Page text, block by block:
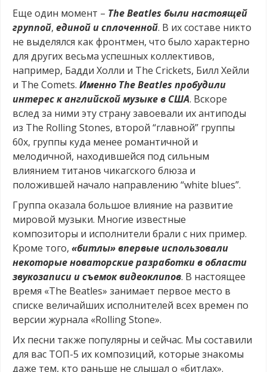
Еще один момент – TheBeatles были настоящей
группой, единой и сплоченной. В их составе никто
не выделялся как фронтмен, что было характерно
для других весьма успешных коллективов,
например, Бадди Холли и The Crickets, Билл Хейли
и The Comets. Именно The Beatles пробудили
интерес к английской музыке в США. Вскоре
вслед за ними эту страну завоевали их антиподы
из The Rolling Stones, второй “главной” группы
60х, группы куда менее романтичной и
мелодичной, находившейся под сильным
влиянием титанов чикагского блюза и
положившей начало направлению “white blues”.
Группа оказала большое влияние на развитие
мировой музыки. Многие известные
композиторы и исполнители брали с них пример.
Кроме того, «битлы» впервые использовали
некоторые новаторские разработки в области
звукозаписи и съемок видеоклипов. В настоящее
время «The Beatles» занимает первое место в
списке величайших исполнителей всех времен по
версии журнала «Rolling Stone».
Их песни также популярны и сейчас. Мы составили
для вас ТОП-5 их композиций, которые знакомы
даже тем, кто раньше не слышал о «битлах».